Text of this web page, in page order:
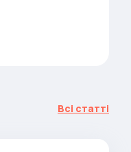
Всі статті